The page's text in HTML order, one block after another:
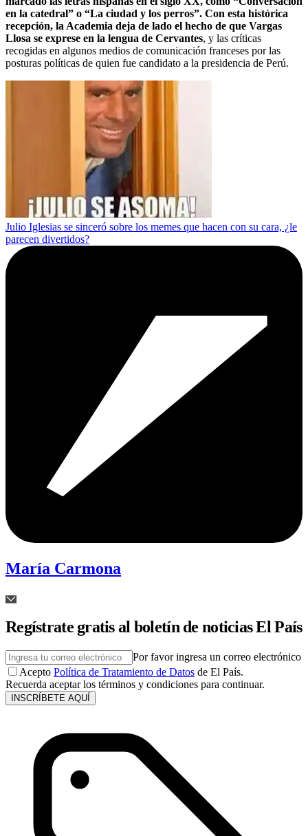
en la catedral” o “La ciudad y los perros”. Con esta histórica
recepción, la Academia deja de lado el hecho de que Vargas
Llosa se exprese en la lengua de Cervantes, y las críticas
recogidas en algunos medios de comunicación franceses por las
posturas políticas de quien fue candidato a la presidencia de Perú.
Julio Iglesias se sinceró sobre los memes que hacen con su cara, ¿le
parecen divertidos?
María Carmona
Regístrate gratis al boletín de noticias El País
Por favor ingresa un correo electrónico
Acepto Política de Tratamiento de Datos de El País.
Recuerda aceptar los términos y condiciones para continuar.
INSCRÍBETE AQUÍ